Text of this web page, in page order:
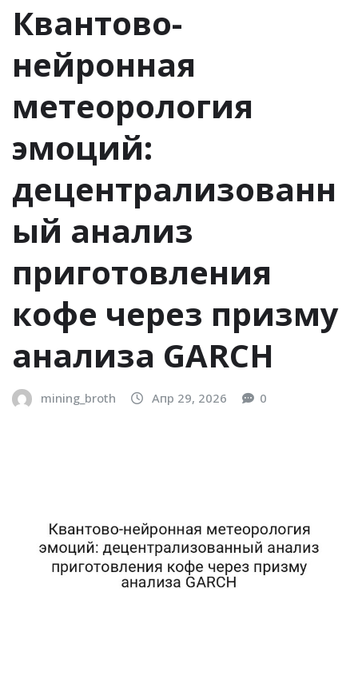
Квантово-
нейронная
метеорология
эмоций:
децентрализованн
ый анализ
приготовления
кофе через призму
анализа GARCH
mining_broth Апр 29, 2026 0